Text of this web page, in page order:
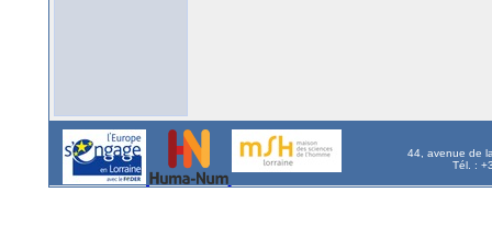
44, avenue de
Tél. :